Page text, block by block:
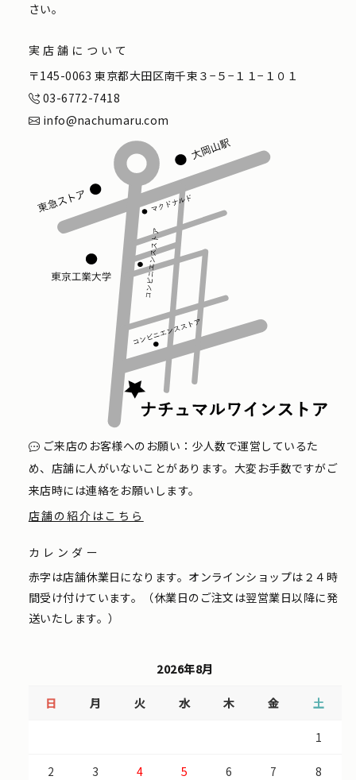
さい。
実店舗について
〒145-0063 東京都大田区南千束３−５−１１−１０１
03-6772-7418
info@nachumaru.com
ご来店のお客様へのお願い：少人数で運営しているた
め、店舗に人がいないことがあります。大変お手数ですがご
来店時には連絡をお願いします。
店舗の紹介はこちら
カレンダー
赤字は店舗休業日になります。オンラインショップは２４時
間受け付けています。（休業日のご注文は翌営業日以降に発
送いたします。）
2026年8月
日 月 火 水 木 金 土
1
2 3 4 5 6 7 8